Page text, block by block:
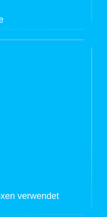
verwendet